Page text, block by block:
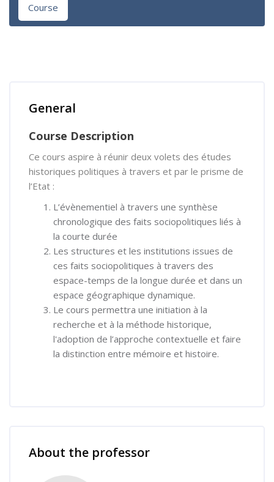
Course
General
Course Description
Ce cours aspire à réunir deux volets des études
historiques politiques à travers et par le prisme de
l’Etat :
L’évènementiel à travers une synthèse
chronologique des faits sociopolitiques liés à
la courte durée
Les structures et les institutions issues de
ces faits sociopolitiques à travers des
espace-temps de la longue durée et dans un
espace géographique dynamique.
Le cours permettra une initiation à la
recherche et à la méthode historique,
l'adoption de l’approche contextuelle et faire
la distinction entre mémoire et histoire.
About the professor